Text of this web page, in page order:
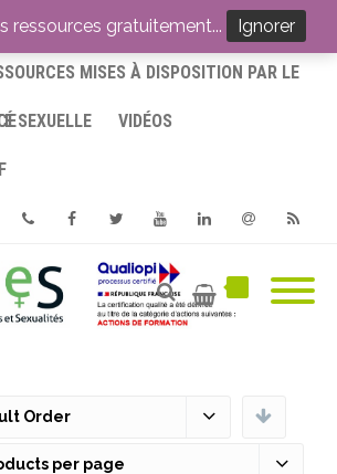
MISES À DISPOSITION PAR LE
SEXUELLE VIDÉOS
PhoneFacebookTwitterYoutube
Order
per page
ressources gratuitement... Ignorer